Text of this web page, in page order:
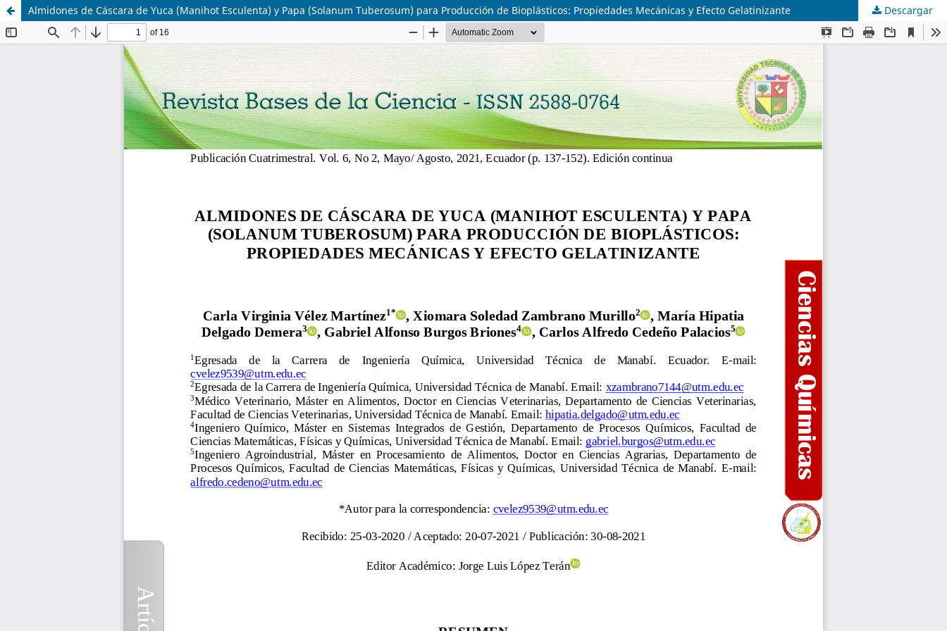
Almidones de Cáscara de Yuca (Manihot Esculenta) y Papa (Solanum Tuberosum) para Producción de Bioplásticos: Propiedades Mecánicas y Efecto Gelatinizante Descargar